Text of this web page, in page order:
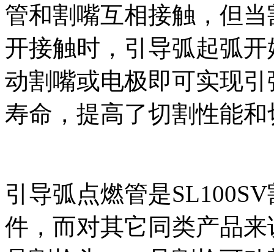
管和割嘴互相接触，但
开接触时，引导弧起弧
动割嘴或电极即可实现
寿命，提高了切割性能
引导弧点燃管是
件，而对其它同类产品